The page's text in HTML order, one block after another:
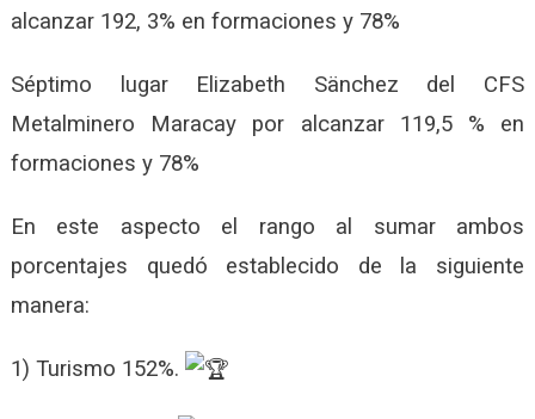
alcanzar 192, 3% en formaciones y 78%
Séptimo lugar Elizabeth Sänchez del CFS
Metalminero Maracay por alcanzar 119,5 % en
formaciones y 78%
En este aspecto el rango al sumar ambos
porcentajes quedó establecido de la siguiente
manera:
1) Turismo 152%.